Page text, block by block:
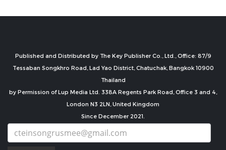
Published and Distributed by The Key Publisher Co., Ltd., Office: 87/9
Tessaban Songkhro Road, Lad Yao District, Chatuchak, Bangkok 10900
Thailand
by Permission of Lup Media Ltd. 338A Regents Park Road, Office 3 and 4,
London N3 2LN, United Kingdom
Since December 2021.